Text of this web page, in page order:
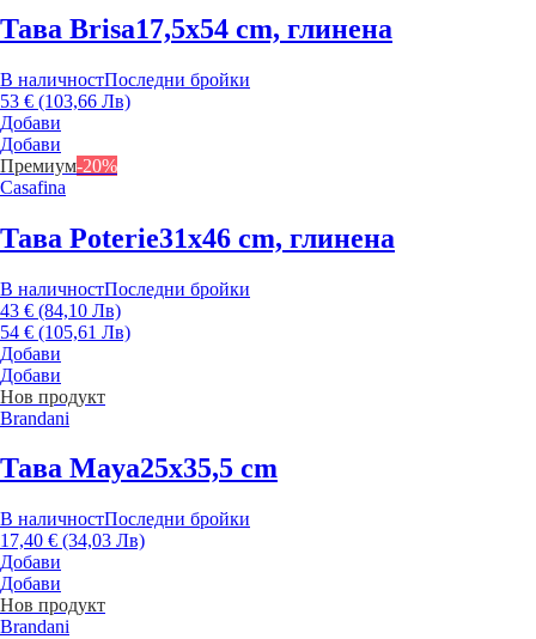
Тава Brisa17,5x54 cm, глинена
В наличностПоследни бройки
53 € (103,66 Лв)
Добави
Добави
Премиум-20%
Casafina
Тава Poterie31x46 cm, глинена
В наличностПоследни бройки
43 € (84,10 Лв)
54 € (105,61 Лв)
Добави
Добави
Нов продукт
Brandani
Тава Maya25x35,5 cm
В наличностПоследни бройки
17,40 € (34,03 Лв)
Добави
Добави
Нов продукт
Brandani